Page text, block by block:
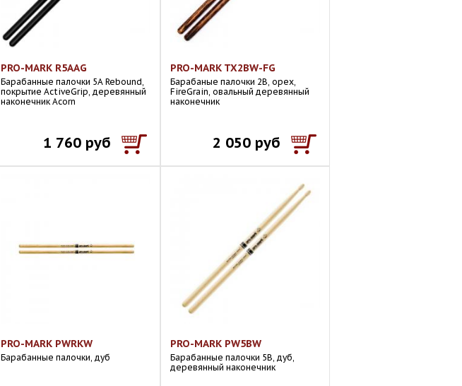
PRO-MARK R5AAG
Барабанные палочки 5A Rebound,
покрытие ActiveGrip, деревянный
наконечник Acorn
1 760 руб
PRO-MARK TX2BW-FG
Барабаные палочки 2B, орех,
FireGrain, овальный деревянный
наконечник
2 050 руб
PRO-MARK PWRKW
Барабанные палочки, дуб
PRO-MARK PW5BW
Барабанные палочки 5B, дуб,
деревянный наконечник